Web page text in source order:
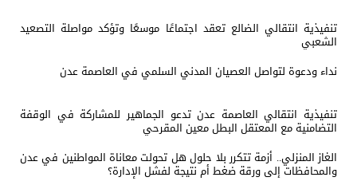
تنفيذية انتقالي الضالع تعقد اجتماعًا موسعًا وتؤكد مواصلة التصعيد
الشعبي
نداء ودعوة لتواصل العصيان المدني السلمي في العاصمة عدن
تنفيذية انتقالي العاصمة عدن تدعو الجماهير للمشاركة في الوقفة
التضامنية مع المعتقل البطل معين المقرحي
الغاز المنزلي.. أزمة تتكرر بلا حلول هل تحولت معاناة المواطنين في عدن
والمحافظات إلى ورقة ضغط أم نتيجة لفشل الإدارة؟